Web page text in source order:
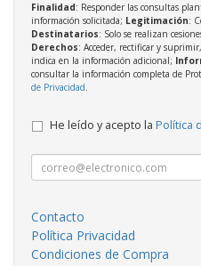
Finalidad: Responder las consultas
información solicitada; Legitimación:
Destinatarios: Solo se realizan
Derechos: Acceder, rectificar y
indica en la información adicional;
consultar la información completa de
de Privacidad.
He leído y acepto la Política
Contacto
Política Privacidad
Condiciones de Compra